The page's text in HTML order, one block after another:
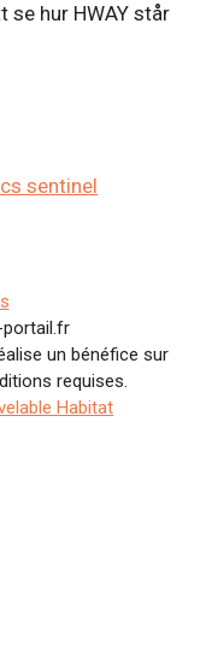
se hur HWAY står
sentinel
un bénéfice sur
requises.
Habitat